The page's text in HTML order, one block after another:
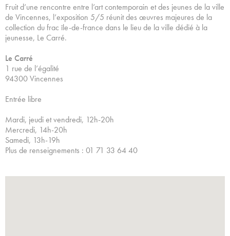
Fruit d’une rencontre entre l’art contemporain et des jeunes de la ville
de Vincennes, l’exposition 5/5 réunit des œuvres majeures de la
collection du frac île-de-france dans le lieu de la ville dédié à la
jeunesse, Le Carré.
Le Carré
1 rue de l’égalité
94300 Vincennes
Entrée libre
Mardi, jeudi et vendredi, 12h-20h
Mercredi, 14h-20h
Samedi, 13h-19h
Plus de renseignements : 01 71 33 64 40